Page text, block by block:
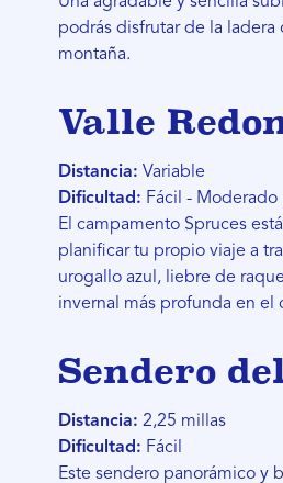
podrás disfrutar de la ladera
montaña.
Valle
Distancia: Variable
Dificultad: Fácil - Moderado
El campamento Spruces
planificar tu propio viaje a
urogallo azul, liebre de
invernal más profunda en el
Sendero
Distancia: 2,25 millas
Dificultad: Fácil
Este sendero panorámico y